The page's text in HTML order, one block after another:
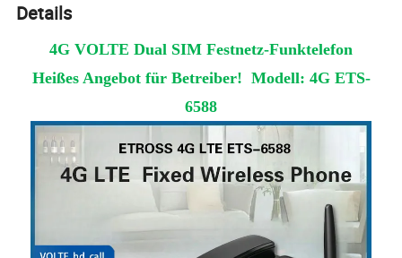
Details
4G VOLTE Dual SIM Festnetz-Funktelefon
Heißes Angebot für Betreiber! Modell: 4G ETS-
6588